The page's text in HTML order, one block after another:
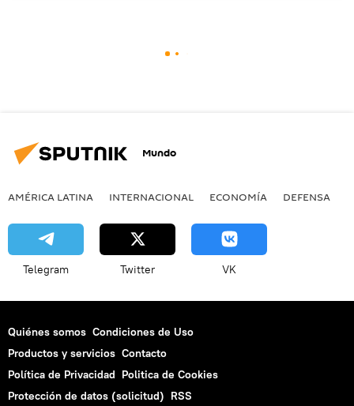
Mundo
AMÉRICA LATINA INTERNACIONAL ECONOMÍA DEFENSA
Telegram Twitter VK
Quiénes somos Condiciones de Uso
Productos y servicios Contacto
Política de Privacidad Politica de Cookies
Protección de datos (solicitud) RSS